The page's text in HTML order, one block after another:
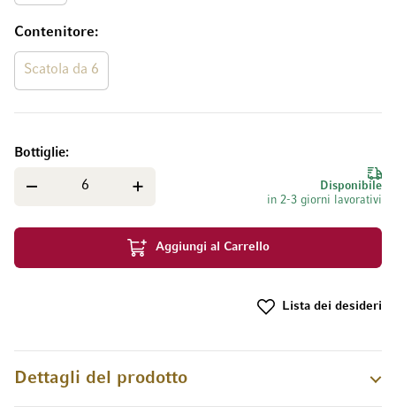
Contenitore
Scatola da 6
Disponibile
in 2-3 giorni lavorativi
Bottiglie
Aggiungi al Carrello
Lista dei desideri
Dettagli del prodotto